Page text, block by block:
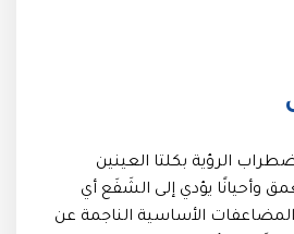
الرؤية بكلتا العينين
وأحيانًا يؤدي إلى الشَفَع أي
المضاعفات الأساسية الناجمة عن